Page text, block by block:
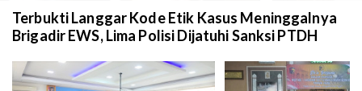
Terbukti Langgar Kode Etik Kasus Meninggalnya
Brigadir EWS, Lima Polisi Dijatuhi Sanksi PTDH